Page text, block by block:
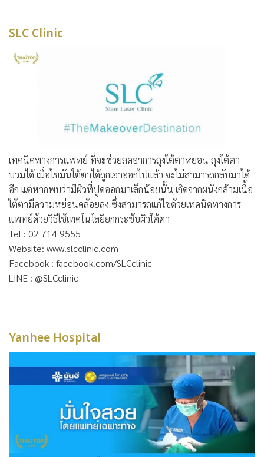
SLC Clinic
เทคนิคทางการแพทย์ ที่จะช่วยลดอาการถุงใต้ตาหยอน ถุงใต้ตา
บวมได้ เมื่อไขมันใต้ตาได้ถูกเอาออกไปแล้ว จะไม่สามารถกลับมาได้
อีก แต่หากพบว่ามีผิวที่ปูดออกมาเล็กน้อยนั้น เกิดจากผนังกล้ามเนื้อ
ใต้ตามีความหย่อนคล้อยลง ซึ่งสามารถแก้ไขด้วยเทคนิคทางการ
แพทย์ด้วยวิธีใช้เทคโนโลยียกกระชับผิวใต้ตา
Tel : 02 714 9555
Website: www.slcclinic.com
Facebook : facebook.com/SLCclinic
LINE : @SLCclinic
Yanhee Hospital